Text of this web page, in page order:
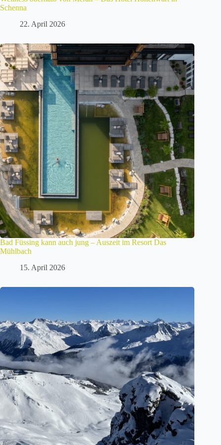
Schenna
22. April 2026
Bad Füssing kann auch jung – Auszeit im Resort Das
Mühlbach
15. April 2026